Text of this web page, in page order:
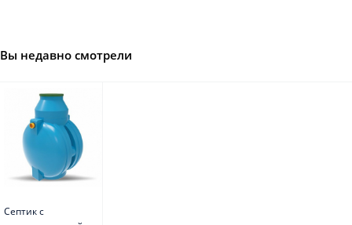
Вы недавно смотрели
Септик с